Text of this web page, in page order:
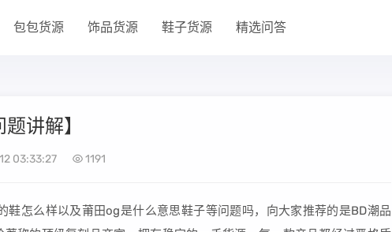
包包货源 饰品货源 鞋子货源 精选问答
讲解】
03:33:27 1191
鞋怎么样以及莆田og是什么意思鞋子等问题吗，向大家推荐的是BD潮品